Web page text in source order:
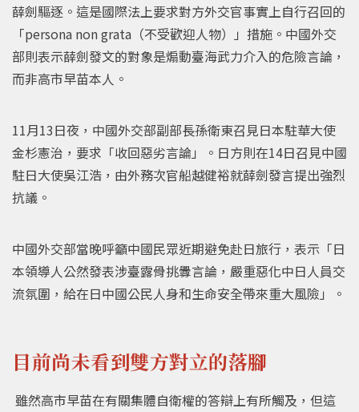
薛劍驅逐。這是國際法上要求對方外交官事實上自行召回的
「persona non grata（不受歡迎人物）」措施。中國外交
部則表示薛劍發文的對象是煽動臺海武力介入的危險言論，
而非高市早苗本人。
11月13日夜，中國外交部副部長孫衛東召見日本駐華大使
金杉憲治，要求「收回惡劣言論」。日方則在14日召見中國
駐日大使吳江浩，由外務次官船越健裕就薛劍發言提出強烈
抗議。
中國外交部當晚呼籲中國民眾近期避免赴日旅行，表示「日
本領導人公然發表涉臺露骨挑釁言論，嚴重惡化中日人員交
流氛圍，給在日中國公民人身和生命安全帶來重大風險」。
目前尚未看到雙方對立的落腳
雖然高市早苗在有關集體自衛權的答辯上有所觸及，但這